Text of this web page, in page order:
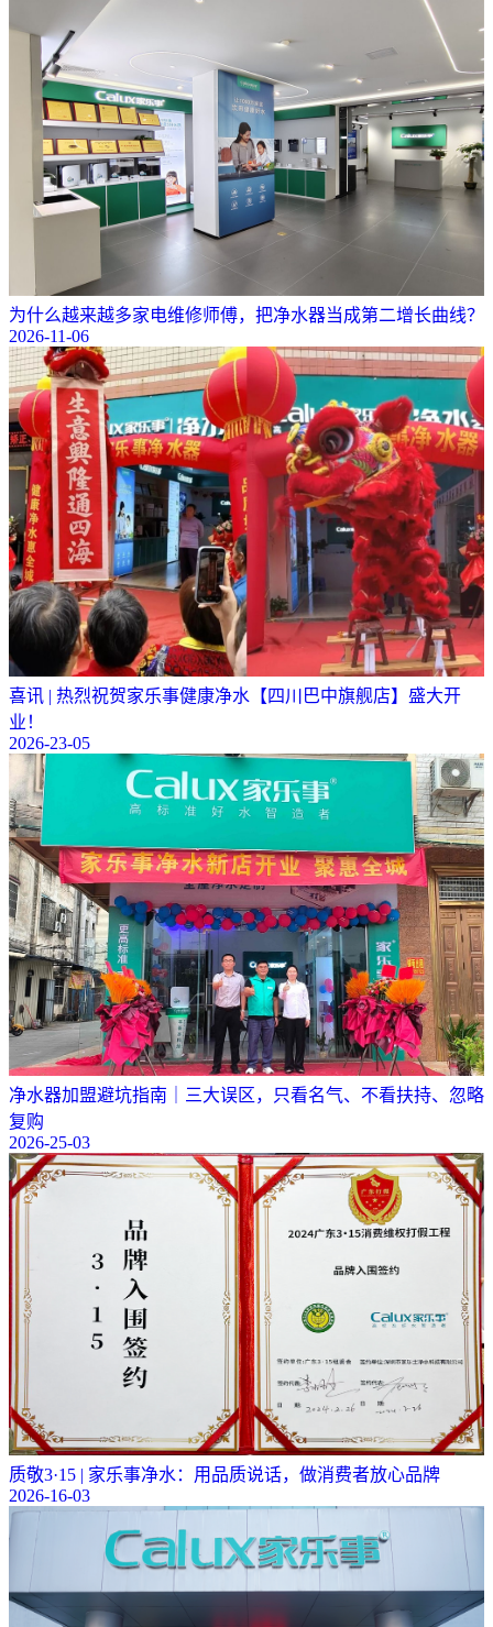
为什么越来越多家电维修师傅，把净水器当成第二增长曲线？
2026-11-06
喜讯 | 热烈祝贺家乐事健康净水【四川巴中旗舰店】盛大开
业！
2026-23-05
净水器加盟避坑指南｜三大误区，只看名气、不看扶持、忽略
复购
2026-25-03
质敬3·15 | 家乐事净水：用品质说话，做消费者放心品牌
2026-16-03